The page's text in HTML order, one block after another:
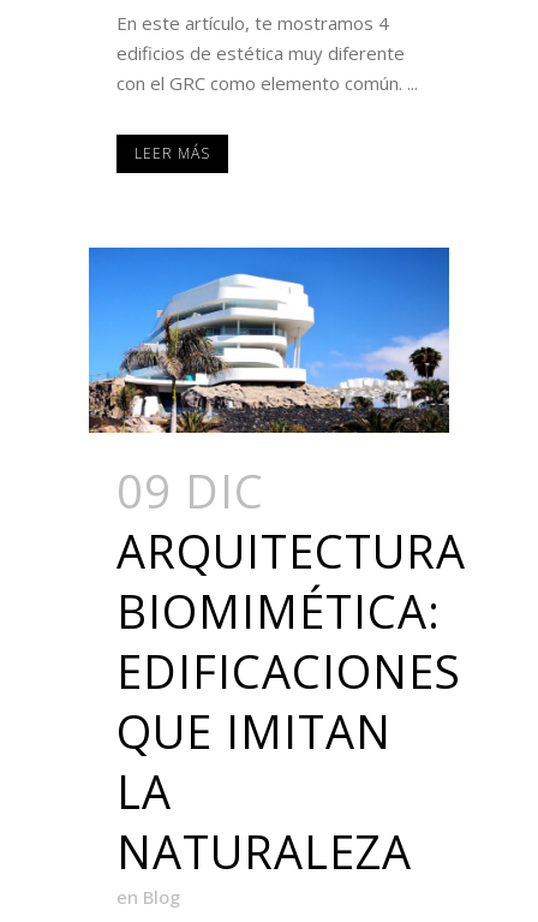
En este artículo, te mostramos 4
edificios de estética muy diferente
con el GRC como elemento común. ...
LEER MÁS
09 DIC
ARQUITECTURA
BIOMIMÉTICA:
EDIFICACIONES
QUE IMITAN
LA
NATURALEZA
en Blog